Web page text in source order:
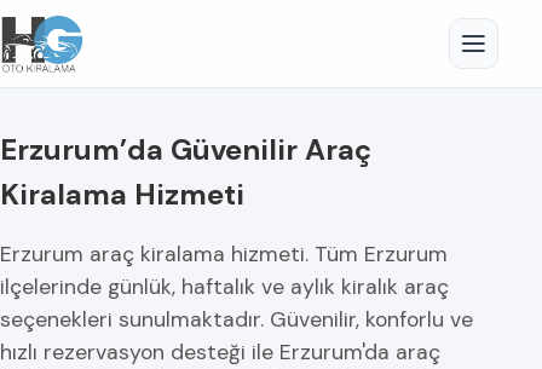
Erzurum’da Güvenilir Araç
Kiralama Hizmeti
Erzurum araç kiralama hizmeti. Tüm Erzurum
ilçelerinde günlük, haftalık ve aylık kiralık araç
seçenekleri sunulmaktadır. Güvenilir, konforlu ve
hızlı rezervasyon desteği ile Erzurum'da araç